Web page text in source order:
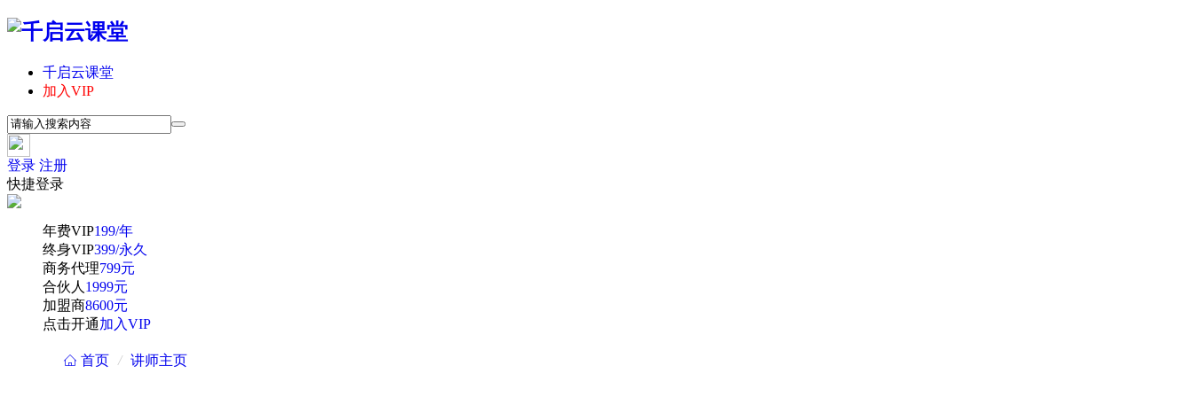
千启云课堂
加入VIP
登录 注册
快捷登录
年费VIP199/年
终身VIP399/永久
商务代理799元
合伙人 1999元
加盟商8600元
点击开通加入VIP
 首页 / 讲师主页